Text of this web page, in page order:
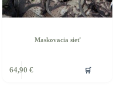
Maskovacia sieť
64,90 € 🛒